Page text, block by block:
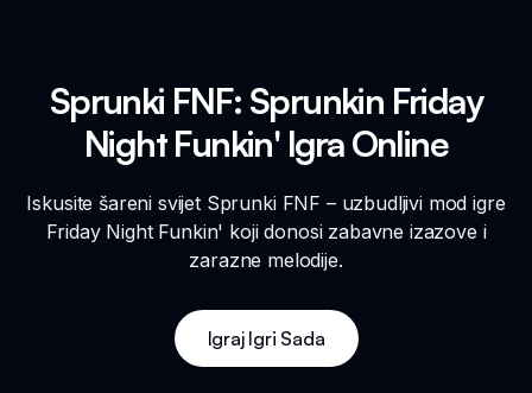
Sprunki FNF: Sprunkin Friday
Night Funkin' Igra Online
Iskusite šareni svijet Sprunki FNF – uzbudljivi mod igre
Friday Night Funkin' koji donosi zabavne izazove i
zarazne melodije.
Igraj Igri Sada